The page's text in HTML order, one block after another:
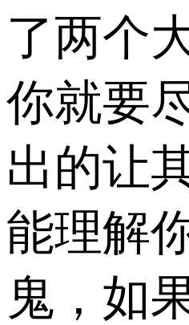
了两个
你就要
出的让
能理解
鬼，如